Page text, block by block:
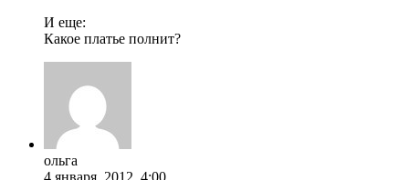
И еще:
Какое платье полнит?
ольга
4 января, 2012, 4:00